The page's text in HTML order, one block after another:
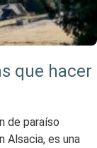
que hacer
de paraíso
Alsacia, es una